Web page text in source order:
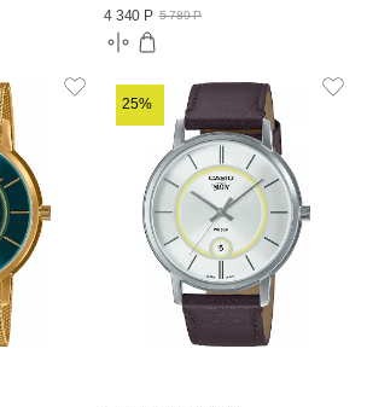
4 340 Р 5 789 Р
25%